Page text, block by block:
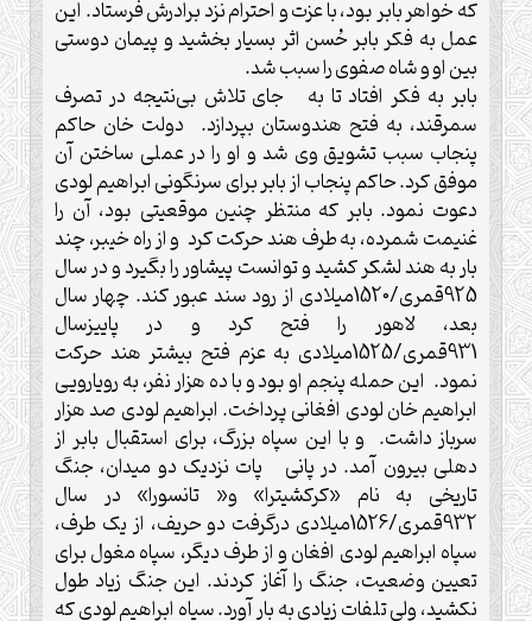
که خواهر بابر بود، با عزت و احترام نزد برادرش فرستاد. این
عمل به فکر بابر حُسن اثر بسیار بخشید و پیمان دوستی
بین او و شاه صفوی را سبب شد.
بابر به فکر افتاد تا به جای تلاش بی‌نتیجه در تصرف
سمرقند، به فتح هندوستان بپردازد. دولت خان حاکم
پنجاب سبب تشویق وی شد و او را در عملی ساختن آن
موفق کرد. حاکم پنجاب از بابر برای سرنگونی ابراهیم لودی
دعوت نمود. بابر که منتظر چنین موقعیتی بود، آن را
غنیمت شمرده، به طرف هند حرکت کرد و از راه خیبر، چند
بار به هند لشکر کشید و توانست پیشاور را بگیرد و در سال
925قمری/1520میلادی از رود سند عبور کند. چهار سال
بعد، لاهور را فتح کرد و در پاییزسال
931قمری/1525میلادی به عزم فتح بیشتر هند حرکت
نمود. این حمله پنجم او بود و با ده هزار نفر، به رویارویی
ابراهیم خان لودی افغانی پرداخت. ابراهیم لودی صد هزار
سرباز داشت. و با این سپاه بزرگ، برای استقبال بابر از
دهلی بیرون آمد. در پانی پات نزدیک دو میدان، جنگ
تاریخی به نام «کرکشیترا» و« تانسورا» در سال
932قمری/1526میلادی درگرفت دو حریف، از یک طرف،
سپاه ابراهیم لودی افغان و از طرف دیگر، سپاه مغول برای
تعیین وضعیت، جنگ را آغاز کردند. این جنگ زیاد طول
نکشید، ولی تلفات زیادی به بار آورد. سپاه ابراهیم لودی که